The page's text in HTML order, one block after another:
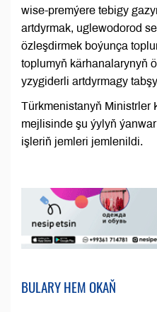
wise-premýere tebigy
artdyrmak, uglewodorod
özleşdirmek boýunça
toplumyň kärhanalarynyň
yzygiderli artdyrmagy
Türkmenistanyň Ministrler
mejlisinde şu ýylyň
işleriň jemleri jemlenildi.
BULARY HEM OKAŇ